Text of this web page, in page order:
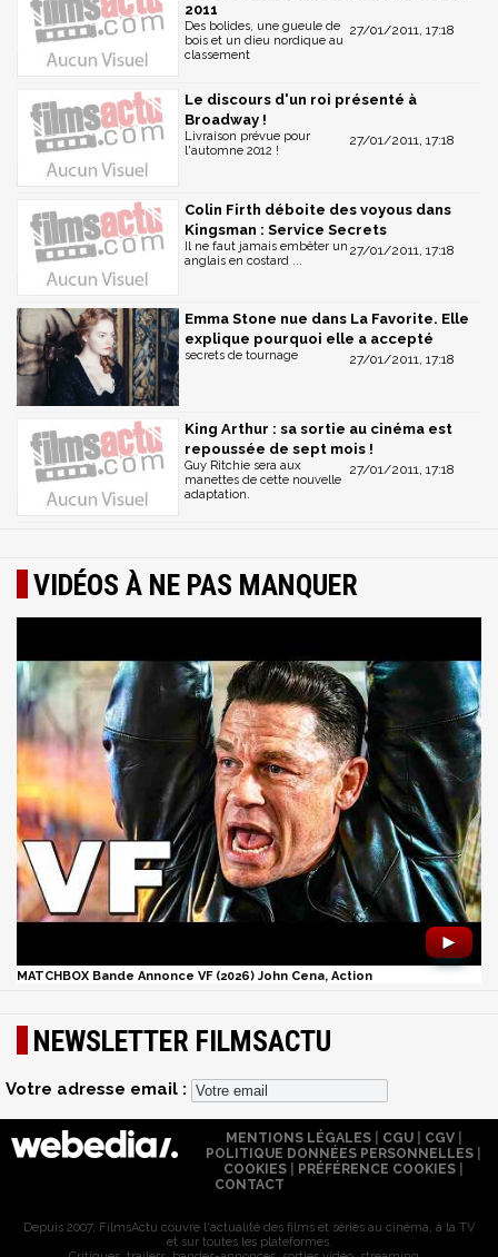
2011
27/01/2011, 17:18
Des bolides, une gueule de
bois et un dieu nordique au
classement
Le discours d'un roi présenté à
Broadway !
27/01/2011, 17:18
Livraison prévue pour
l'automne 2012 !
Colin Firth déboite des voyous dans
Kingsman : Service Secrets
27/01/2011, 17:18
Il ne faut jamais embêter un
anglais en costard ...
Emma Stone nue dans La Favorite. Elle
explique pourquoi elle a accepté
27/01/2011, 17:18
secrets de tournage
King Arthur : sa sortie au cinéma est
repoussée de sept mois !
27/01/2011, 17:18
Guy Ritchie sera aux
manettes de cette nouvelle
adaptation.
VIDÉOS À NE PAS MANQUER
►
MATCHBOX Bande Annonce VF (2026) John Cena, Action
NEWSLETTER FILMSACTU
Votre adresse email :
MENTIONS LÉGALES| CGU| CGV|
POLITIQUE DONNÉES PERSONNELLES
COOKIES
PRÉFÉRENCE COOKIES
CONTACT
Depuis 2007, FilmsActu couvre l'actualité des films et séries au cinéma, à la TV
et sur toutes les plateformes.